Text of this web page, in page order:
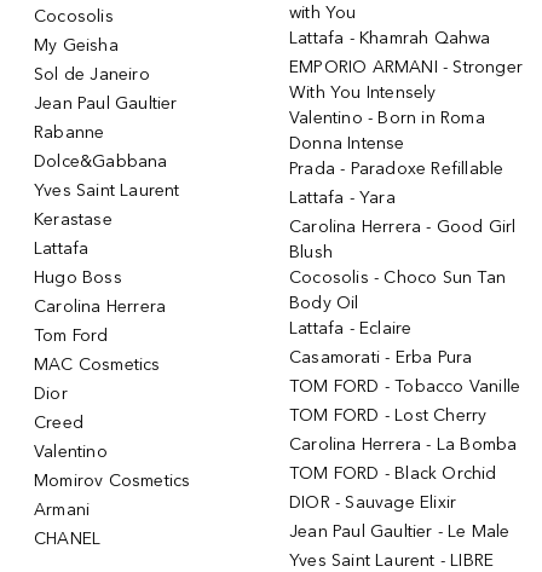
Cocosolis
My Geisha
Sol de Janeiro
Jean Paul Gaultier
Rabanne
Dolce&Gabbana
Yves Saint Laurent
Kerastase
Lattafa
Hugo Boss
Carolina Herrera
Tom Ford
MAC Cosmetics
Dior
Creed
Valentino
Momirov Cosmetics
Armani
CHANEL
with You
Lattafa - Khamrah Qahwa
EMPORIO ARMANI - Stronger
With You Intensely
Valentino - Born in Roma
Donna Intense
Prada - Paradoxe Refillable
Lattafa - Yara
Carolina Herrera - Good Girl
Blush
Cocosolis - Choco Sun Tan
Body Oil
Lattafa - Eclaire
Casamorati - Erba Pura
TOM FORD - Tobacco Vanille
TOM FORD - Lost Cherry
Carolina Herrera - La Bomba
TOM FORD - Black Orchid
DIOR - Sauvage Elixir
Jean Paul Gaultier - Le Male
Yves Saint Laurent - LIBRE